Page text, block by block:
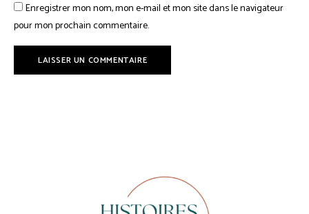
Enregistrer mon nom, mon e-mail et mon site dans le navigateur
pour mon prochain commentaire.